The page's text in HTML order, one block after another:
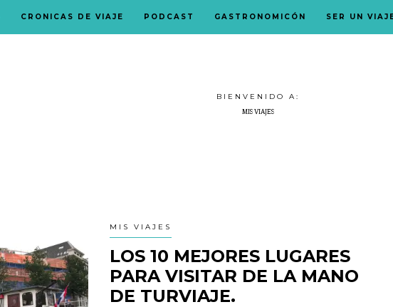
CRONICAS DE VIAJE PODCAST GASTRONOMICÓN SER UN
BIENVENIDO A:
MIS VIAJES
MIS VIAJES
LOS 10 MEJORES LUGARES
PARA VISITAR DE LA MANO
DE TURVIAJE.